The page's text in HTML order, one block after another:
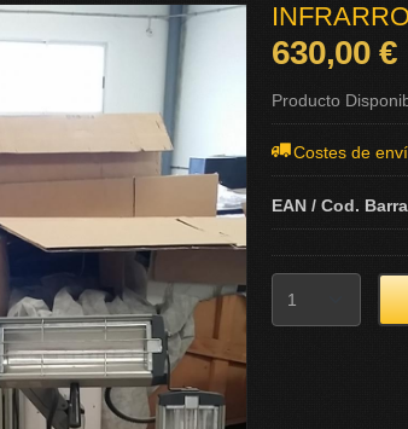
630,00 €
Producto
Costes de
EAN / Cod.